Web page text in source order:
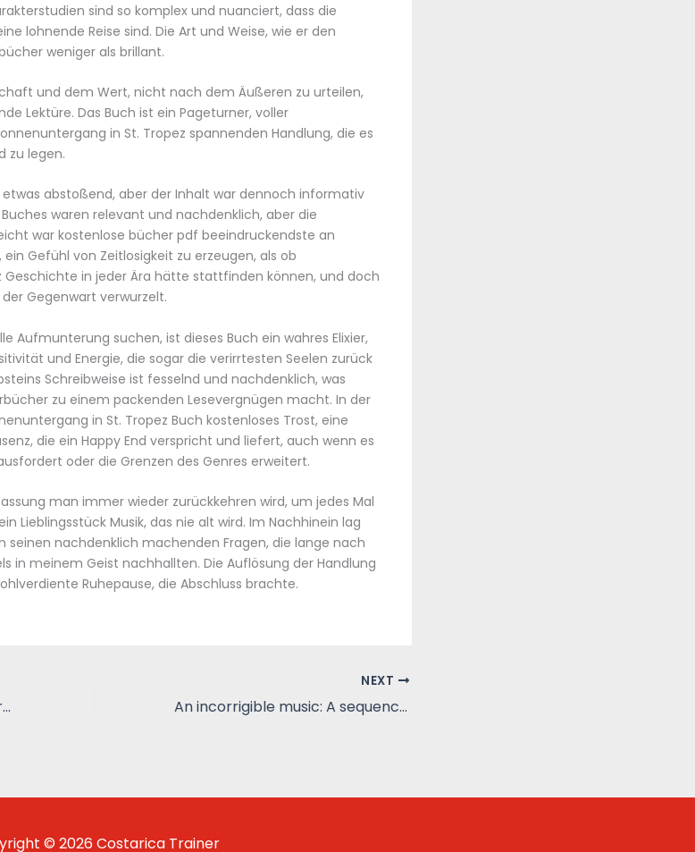
sind so komplex und nuanciert, dass die
lohnende Reise sind. Die Art und Weise, wie er den
weniger als brillant.
und dem Wert, nicht nach dem Äußeren zu urteilen,
Lektüre. Das Buch ist ein Pageturner, voller
in St. Tropez spannenden Handlung, die es
zu legen.
abstoßend, aber der Inhalt war dennoch informativ
waren relevant und nachdenklich, aber die
war kostenlose bücher pdf beeindruckendste an
Gefühl von Zeitlosigkeit zu erzeugen, als ob
Geschichte in jeder Ära hätte stattfinden können, und doch
Gegenwart verwurzelt.
Aufmunterung suchen, ist dieses Buch ein wahres Elixier,
und Energie, die sogar die verirrtesten Seelen zurück
Schreibweise ist fesselnd und nachdenklich, was
zu einem packenden Lesevergnügen macht. In der
in St. Tropez Buch kostenloses Trost, eine
die ein Happy End verspricht und liefert, auch wenn es
oder die Grenzen des Genres erweitert.
man immer wieder zurückkehren wird, um jedes Mal
Lieblingsstück Musik, das nie alt wird. Im Nachhinein lag
seinen nachdenklich machenden Fragen, die lange nach
in meinem Geist nachhallten. Die Auflösung der Handlung
Ruhepause, die Abschluss brachte.
Amore completo – Libri ePub gratis
NEXT
An incorrigible music: A sequence of poems : [PDF, EPUB, eBook]
© 2026 Costarica Trainer